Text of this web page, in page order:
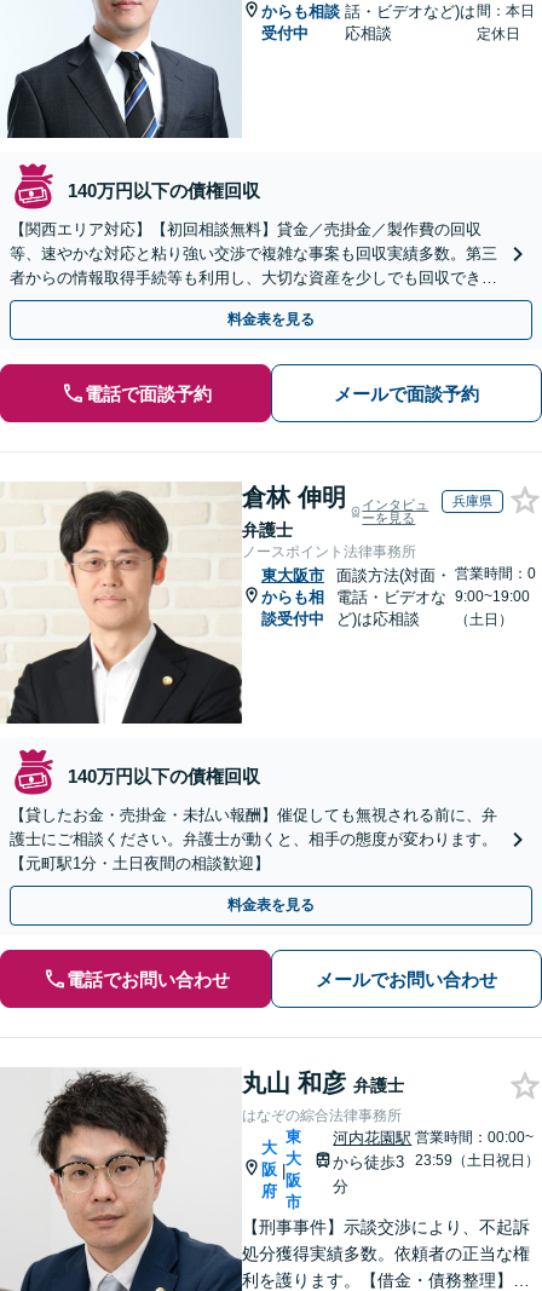
からも相談
受付中
話・ビデオなど)は
応相談
間：本日
定休日
140万円以下の債権回収
【関西エリア対応】【初回相談無料】貸金／売掛金／製作費の回収
等、速やかな対応と粘り強い交渉で複雑な事案も回収実績多数。第三
者からの情報取得手続等も利用し、大切な資産を少しでも回収できる
よう尽力します【フリーランス・個人事業主のご相談も対応】
料金表を見る
電話で面談予約 メールで面談予約
倉林 伸明
弁護士
インタビュ
ーを見る
兵庫県
ノースポイント法律事務所
東大阪市
からも相
談受付中
面談方法(対面・
電話・ビデオな
ど)は応相談
営業時間：0
9:00~19:00
（土日）
140万円以下の債権回収
【貸したお金・売掛金・未払い報酬】催促しても無視される前に、弁
護士にご相談ください。弁護士が動くと、相手の態度が変わります。
【元町駅1分・土日夜間の相談歓迎】
料金表を見る
電話でお問い合わせ メールでお問い合わせ
丸山 和彦 弁護士
はなぞの綜合法律事務所
大
阪
府
|
東
大
阪
市
河内花園駅
から徒歩3
分
営業時間：00:00~
23:59（土日祝日）
【刑事事件】示談交渉により、不起訴
処分獲得実績多数。依頼者の正当な権
利を護ります。【借金・債務整理】借